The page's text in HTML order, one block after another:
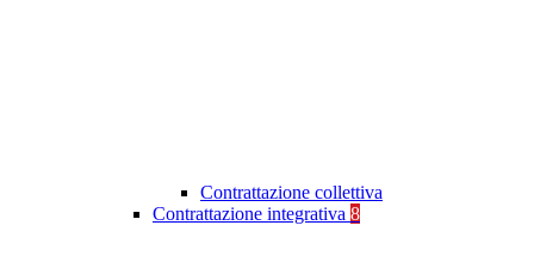
Contrattazione collettiva
Contrattazione integrativa 8